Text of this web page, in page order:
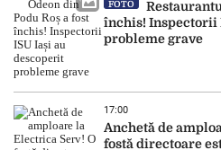
FOTO
închis! Inspectorii
probleme grave
17:00
Anchetă de
fostă directoare